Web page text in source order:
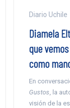
Diario Uchile
Diamela
que
como
En
Gustos, la
visión de la